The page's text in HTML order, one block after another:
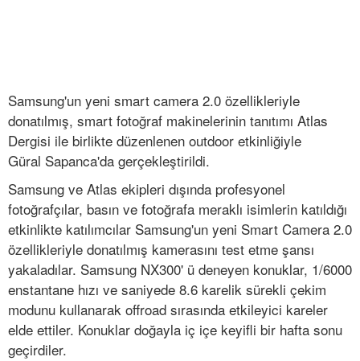
Samsung'un yeni smart camera 2.0 özellikleriyle
donatılmış, smart fotoğraf makinelerinin tanıtımı Atlas
Dergisi ile birlikte düzenlenen outdoor etkinliğiyle
Güral Sapanca'da gerçekleştirildi.
Samsung ve Atlas ekipleri dışında profesyonel
fotoğrafçılar, basın ve fotoğrafa meraklı isimlerin katıldığı
etkinlikte katılımcılar Samsung'un yeni Smart Camera 2.0
özellikleriyle donatılmış kamerasını test etme şansı
yakaladılar. Samsung NX300' ü deneyen konuklar, 1/6000
enstantane hızı ve saniyede 8.6 karelik sürekli çekim
modunu kullanarak offroad sırasında etkileyici kareler
elde ettiler. Konuklar doğayla iç içe keyifli bir hafta sonu
geçirdiler.